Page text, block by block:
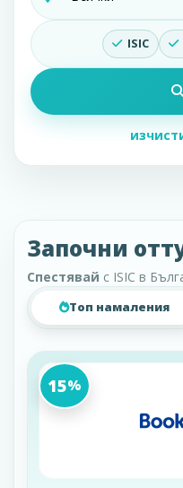
ISIC
Започни
Спестявай с ISIC в
Топ намаления
15%